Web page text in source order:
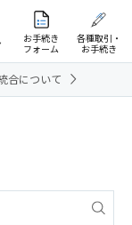
お手続き
フォーム
各種取引・
お手続き
合について